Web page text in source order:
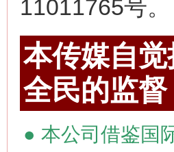
11011765号。
本传媒自
全民的监督
● 本公司借鉴国